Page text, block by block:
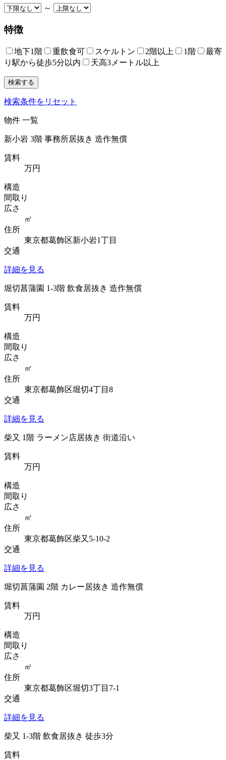
～
特徴
地下1階 重飲食可 スケルトン 2階以上 1階
最寄
り駅から徒歩5分以内
天高3メートル以上
検索条件をリセット
物件 一覧
新小岩 3階 事務所居抜き 造作無償
賃料
万円
構造
間取り
広さ
㎡
住所
東京都葛飾区新小岩1丁目
交通
詳細を見る
堀切菖蒲園 1-3階 飲食居抜き 造作無償
賃料
万円
構造
間取り
広さ
㎡
住所
東京都葛飾区堀切4丁目8
交通
詳細を見る
柴又 1階 ラーメン店居抜き 街道沿い
賃料
万円
構造
間取り
広さ
㎡
住所
東京都葛飾区柴又5-10-2
交通
詳細を見る
堀切菖蒲園 2階 カレー居抜き 造作無償
賃料
万円
構造
間取り
広さ
㎡
住所
東京都葛飾区堀切3丁目7-1
交通
詳細を見る
柴又 1-3階 飲食居抜き 徒歩3分
賃料